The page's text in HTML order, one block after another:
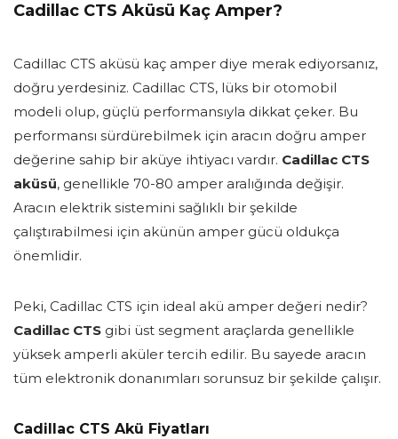
Cadillac CTS Aküsü Kaç Amper?
Cadillac CTS aküsü kaç amper diye merak ediyorsanız,
doğru yerdesiniz. Cadillac CTS, lüks bir otomobil
modeli olup, güçlü performansıyla dikkat çeker. Bu
performansı sürdürebilmek için aracın doğru amper
değerine sahip bir aküye ihtiyacı vardır. Cadillac CTS
aküsü, genellikle 70-80 amper aralığında değişir.
Aracın elektrik sistemini sağlıklı bir şekilde
çalıştırabilmesi için akünün amper gücü oldukça
önemlidir.
Peki, Cadillac CTS için ideal akü amper değeri nedir?
Cadillac CTS gibi üst segment araçlarda genellikle
yüksek amperli aküler tercih edilir. Bu sayede aracın
tüm elektronik donanımları sorunsuz bir şekilde çalışır.
Cadillac CTS Akü Fiyatları